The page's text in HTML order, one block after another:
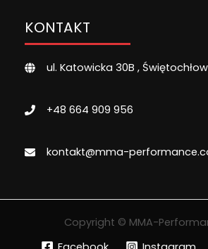
KONTAKT
ul. Katowicka 30B ,
+48 664 909 956
kontakt@mma-
Copyright © MMA-